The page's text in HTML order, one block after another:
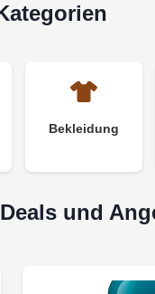
Bekleidung
und